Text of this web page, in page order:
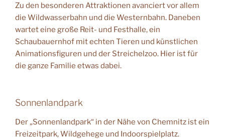
Zu den besonderen Attraktionen avanciert vor allem
die Wildwasserbahn und die Westernbahn. Daneben
wartet eine große Reit- und Festhalle, ein
Schaubauernhof mit echten Tieren und künstlichen
Animationsfiguren und der Streichelzoo. Hier ist für
die ganze Familie etwas dabei.
Sonnenlandpark
Der „Sonnenlandpark“ in der Nähe von Chemnitz ist ein
Freizeitpark, Wildgehege und Indoorspielplatz.